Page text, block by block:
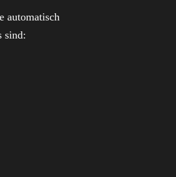
automatisch
sind: